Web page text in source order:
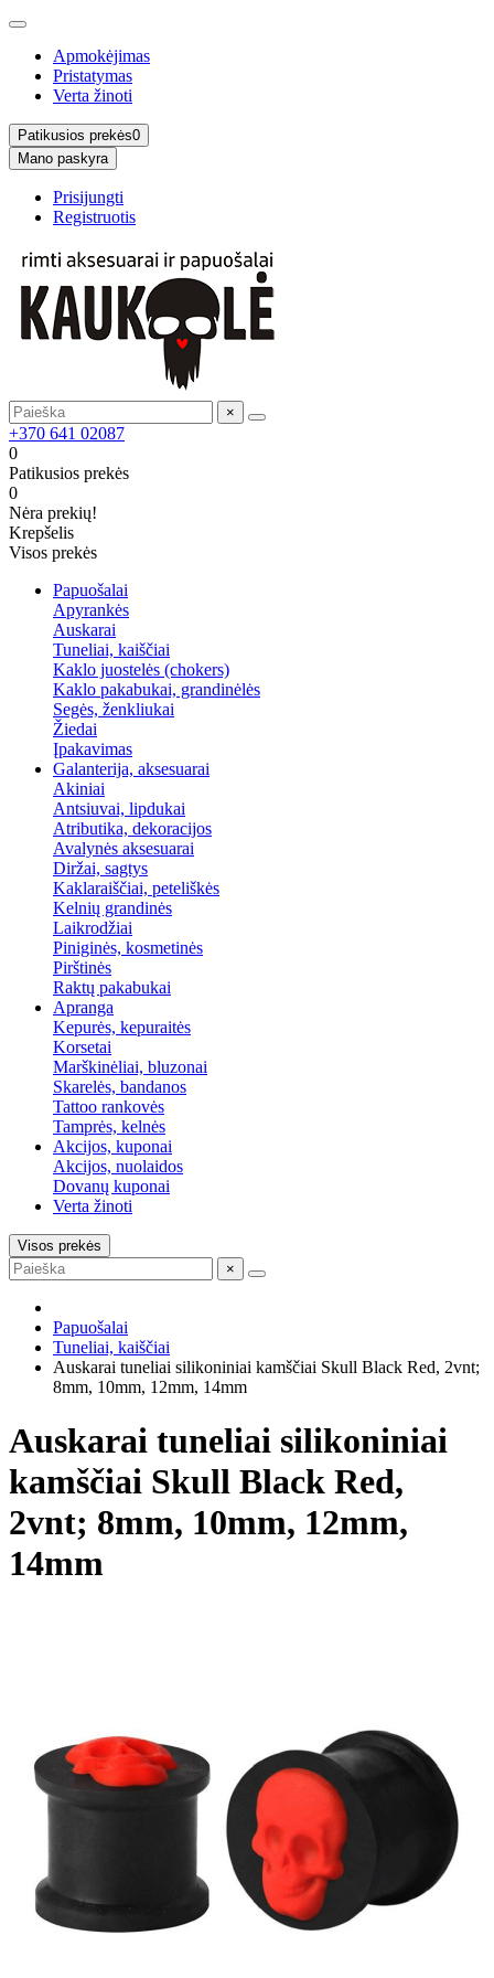
Apmokėjimas
Pristatymas
Verta žinoti
Patikusios prekės0
Mano paskyra
Prisijungti
Registruotis
×
+370 641 02087
0
Patikusios prekės
0
Nėra prekių!
Krepšelis
Visos prekės
Papuošalai
Apyrankės
Auskarai
Tuneliai, kaiščiai
Kaklo juostelės (chokers)
Kaklo pakabukai, grandinėlės
Segės, ženkliukai
Žiedai
Įpakavimas
Galanterija, aksesuarai
Akiniai
Antsiuvai, lipdukai
Atributika, dekoracijos
Avalynės aksesuarai
Diržai, sagtys
Kaklaraiščiai, peteliškės
Kelnių grandinės
Laikrodžiai
Piniginės, kosmetinės
Pirštinės
Raktų pakabukai
Apranga
Kepurės, kepuraitės
Korsetai
Marškinėliai, bluzonai
Skarelės, bandanos
Tattoo rankovės
Tamprės, kelnės
Akcijos, kuponai
Akcijos, nuolaidos
Dovanų kuponai
Verta žinoti
Visos prekės
×
Papuošalai
Tuneliai, kaiščiai
Auskarai tuneliai silikoniniai kamščiai Skull Black Red, 2vnt;
8mm, 10mm, 12mm, 14mm
Auskarai tuneliai silikoniniai
kamščiai Skull Black Red,
2vnt; 8mm, 10mm, 12mm,
14mm